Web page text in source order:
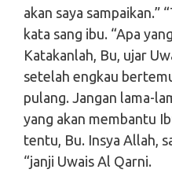
akan saya sampaikan.”
kata sang ibu. “Apa
Katakanlah, Bu, ujar
setelah engkau
pulang. Jangan lama-
yang akan membantu
tentu, Bu. Insya Allah,
“janji Uwais Al Qarni.